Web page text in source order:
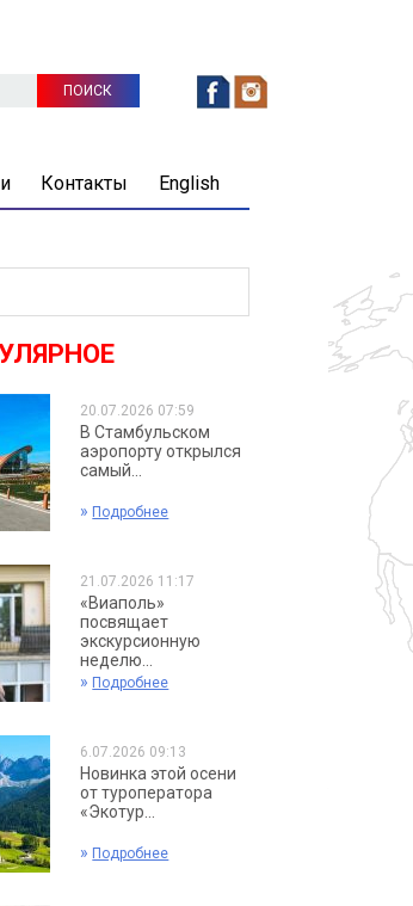
Контакты English
20.07.2026 07:59
В Стамбульском
аэропорту открылся
самый...
» Подробнее
21.07.2026 11:17
«Виаполь»
посвящает
экскурсионную
неделю...
» Подробнее
6.07.2026 09:13
Новинка этой осени
от туроператора
«Экотур...
» Подробнее